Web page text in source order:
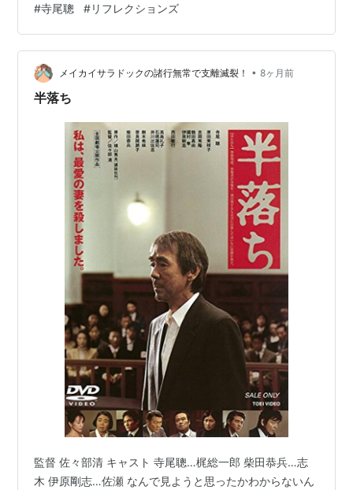
作品です。 もちろんあの「ルビーの指輪」が収録されて
おります。 このアルバムは180万枚売り上げたとWikiに
は書いてあります。 しかし、私はこのアルバムを持って
おりませんでした。 今日たまたま入ったハード・オフに
置いてありました。 300円。 この値段ならもしレコード
#寺尾聰 #リフレクションズ
メイカイサラドックの諸行無常で支離滅裂！ • 8ヶ月前
半落ち
監督 佐々部清 キャスト 寺尾聰…梶総一郎 柴田恭兵…志
木 伊原剛志…佐瀬 なんで見ようと思ったかわからないん